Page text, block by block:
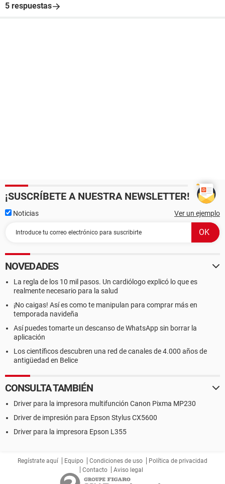
5 respuestas
¡SUSCRÍBETE A NUESTRA NEWSLETTER!
Noticias Ver un ejemplo
NOVEDADES
La regla de los 10 mil pasos. Un cardiólogo explicó lo que es
realmente necesario para la salud
¡No caigas! Así es como te manipulan para comprar más en
temporada navideña
Así puedes tomarte un descanso de WhatsApp sin borrar la
aplicación
Los científicos descubren una red de canales de 4.000 años de
antigüedad en Belice
CONSULTA TAMBIÉN
Driver para la impresora multifunción Canon Pixma MP230
Driver de impresión para Epson Stylus CX5600
Driver para la impresora Epson L355
Regístrate aquí Equipo Condiciones de uso
Política de privacidad
Contacto
Aviso legal